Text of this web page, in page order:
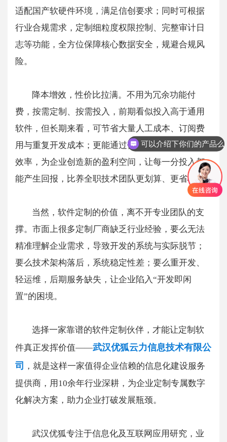
适配国产软硬件环境，满足信创要求；同时可根据
行业合规需求，定制细粒度权限控制、完整审计日
志等功能，全方位保障核心数据安全，规避合规风
险。
降本增效，性价比拉满。不用为冗余功能付
费，按需定制、按需投入，前期看似投入高于通用
软件，但长期来看，可节省大量人工成本、订阅费
用与重复开发成本；更能通过优化业务流程、提升
效率，为企业创造新的盈利空间，让每一分投入都
能产生回报，比养全职技术团队更划算、更省心。
当然，软件定制的价值，离不开专业团队的支
撑。市面上很多定制厂商缺乏行业经验，要么无法
精准理解企业需求，导致开发的系统与实际脱节；
要么技术架构落后，系统稳定性差；要么重开发、
轻运维，后期服务缺失，让企业陷入“开发即闲
置”的困境。
选择一家靠谱的软件定制伙伴，才能让定制软
件真正发挥价值——武汉优狐云力信息技术有限公
司 ，就是这样一家值得企业信赖的信息化建设服务
提供商，用10余年行业深耕，为企业定制专属数字
化解决方案，助力企业打破发展瓶颈。
武汉优狐专注于信息化及互联网应用研究，业
可以介绍下你们的产品么